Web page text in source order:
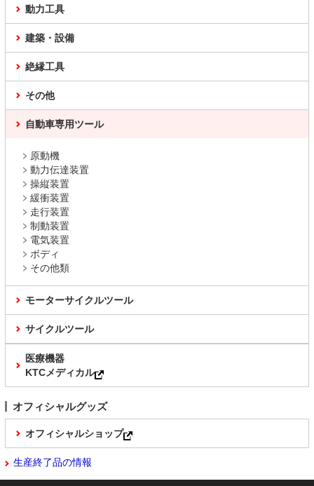
動力工具
建築・設備
絶縁工具
その他
自動車専用ツール
原動機
動力伝達装置
操縦装置
緩衝装置
走行装置
制動装置
電気装置
ボディ
その他類
モーターサイクルツール
サイクルツール
医療機器
KTCメディカル
オフィシャルグッズ
オフィシャルショップ
生産終了品の情報